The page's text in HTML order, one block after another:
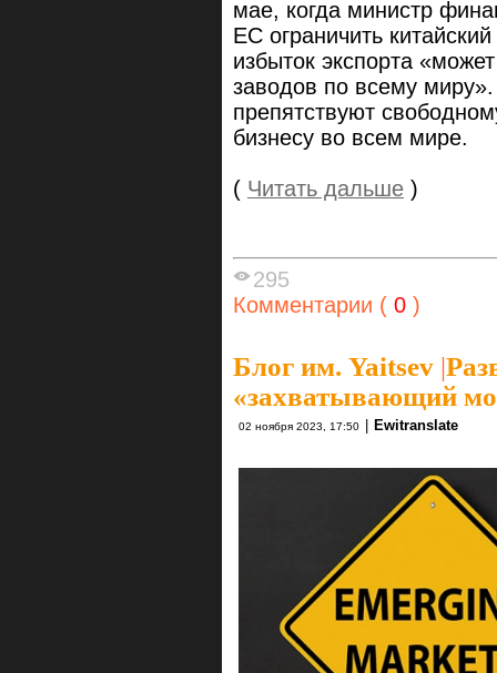
мае, когда министр
ЕС ограничить
избыток экспорта
заводов по всему
препятствуют
бизнесу во всем мире.
( Читать дальше )
295
Комментарии ( 0 )
Блог им. Yaitsev |
«захватывающий
02 ноября 2023, 17:50 Ewitranslate